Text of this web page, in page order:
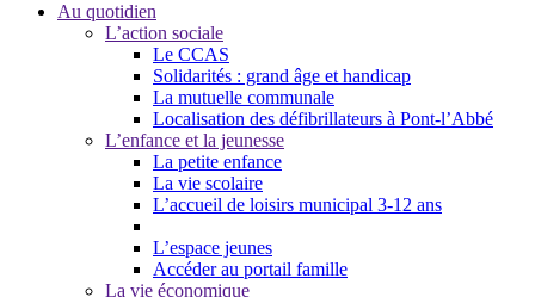
Au quotidien
L’action sociale
Le CCAS
Solidarités : grand âge et handicap
La mutuelle communale
Localisation des défibrillateurs à Pont-l’Abbé
L’enfance et la jeunesse
La petite enfance
La vie scolaire
L’accueil de loisirs municipal 3-12 ans
L’espace jeunes
Accéder au portail famille
La vie économique